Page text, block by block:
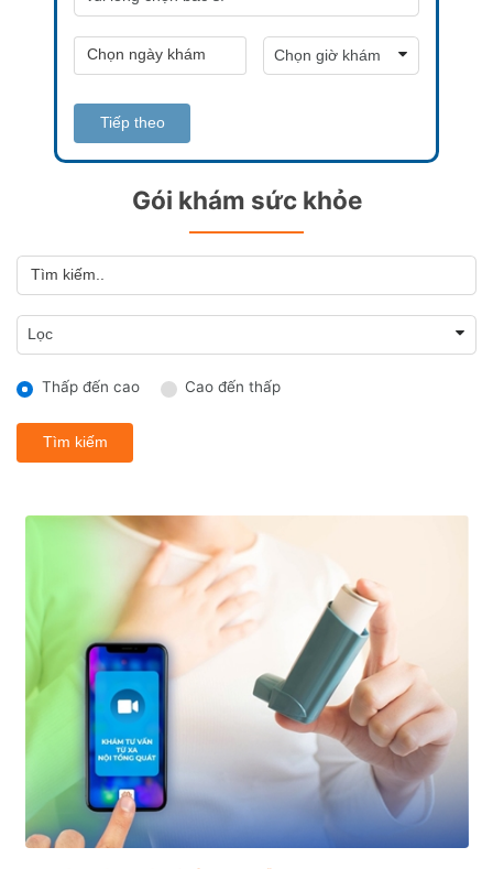
Tiếp theo
Gói khám sức khỏe
Thấp đến cao Cao đến thấp
Tìm kiếm